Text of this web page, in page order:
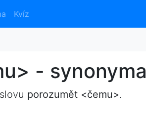
Kvíz
- synonyma
porozumět <čemu>.